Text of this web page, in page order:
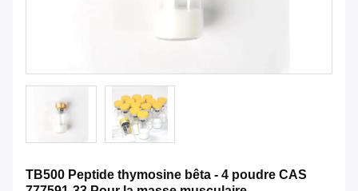
TB500 Peptide thymosine bêta - 4 poudre CAS